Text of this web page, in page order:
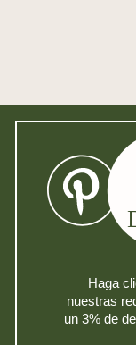
Haga
nuestras
un 3% de